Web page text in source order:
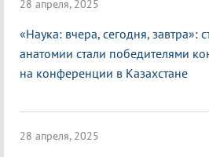
28 апреля, 2025
«Наука: вчера, сегодня, завтра»:
анатомии стали победителями
на конференции в Казахстане
28 апреля, 2025